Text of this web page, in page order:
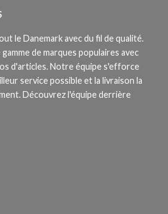
le Danemark avec du fil de qualité.
de marques populaires avec
d'articles. Notre équipe s'efforce
service possible et la livraison la
Découvrez l'équipe derrière